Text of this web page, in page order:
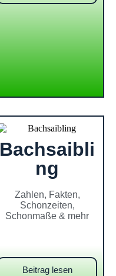
Bachsaibli
ng
Zahlen, Fakten,
Schonzeiten,
Schonmaße & mehr
Beitrag lesen